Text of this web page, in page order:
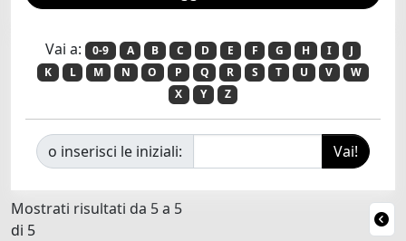
Vai a: 0-9 A B C D E F G H I
J
K
L M N O P Q R S T U V
W
X
Y Z
o inserisci le iniziali:
Mostrati risultati da 5 a 5
di 5